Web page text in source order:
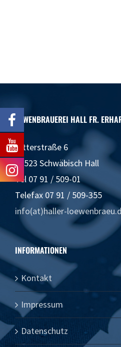
LÖWENBRAUEREI HALL FR.
Ritterstraße 6
74523 Schwäbisch Hall
Tel 07 91 / 509-01
Telefax 07 91 / 509-355
info(at)haller-
INFORMATIONEN
Kontakt
Impressum
Datenschutz